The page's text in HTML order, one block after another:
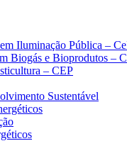
Iluminação Pública –
Biogás e Bioprodutos –
– CEP
Sustentável